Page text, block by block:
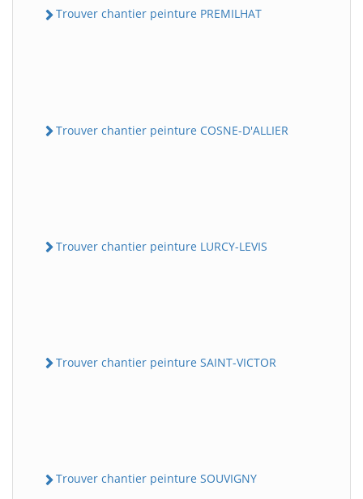
Trouver chantier peinture PREMILHAT
Trouver chantier peinture COSNE-D'ALLIER
Trouver chantier peinture LURCY-LEVIS
Trouver chantier peinture SAINT-VICTOR
Trouver chantier peinture SOUVIGNY